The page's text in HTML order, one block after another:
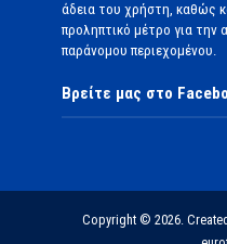
άδεια του χρήστη, καθώς
προληπτικό μέτρο για την
παράνομου περιεχομένου.
Βρείτε μας στο
Copyright © 2026.